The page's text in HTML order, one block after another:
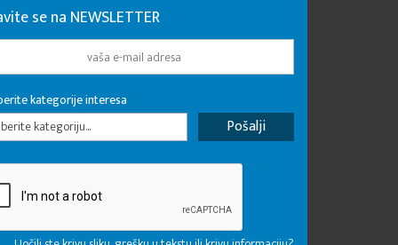
se na NEWSLETTER
kategorije interesa
kategoriju...